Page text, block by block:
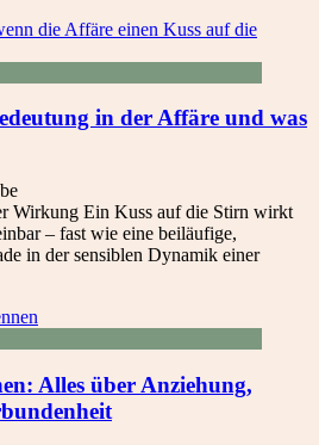
in der Affäre und was
Wirkung Ein Kuss auf die Stirn wirkt
– fast wie eine beiläufige,
in der sensiblen Dynamik einer
Alles über Anziehung,